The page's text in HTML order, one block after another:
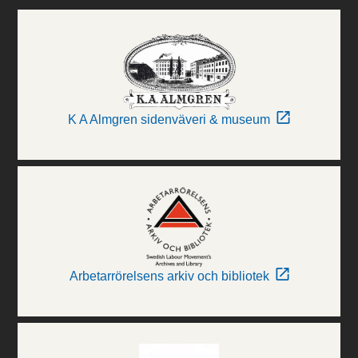
K A Almgren sidenväveri & museum
Arbetarrörelsens arkiv och bibliotek